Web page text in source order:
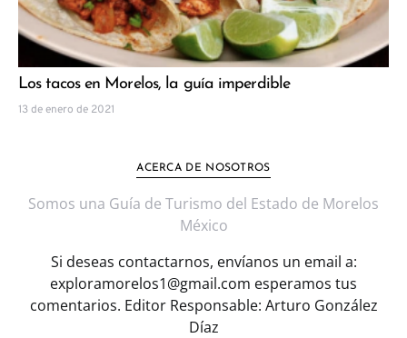
Los tacos en Morelos, la guía imperdible
13 de enero de 2021
ACERCA DE NOSOTROS
Somos una Guía de Turismo del Estado de Morelos
México
Si deseas contactarnos, envíanos un email a:
exploramorelos1@gmail.com esperamos tus
comentarios. Editor Responsable: Arturo González
Díaz